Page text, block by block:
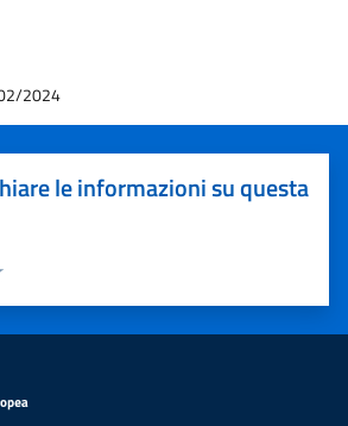
2024
le informazioni su questa
5 stelle su 5
stelle su 5
su 5
5